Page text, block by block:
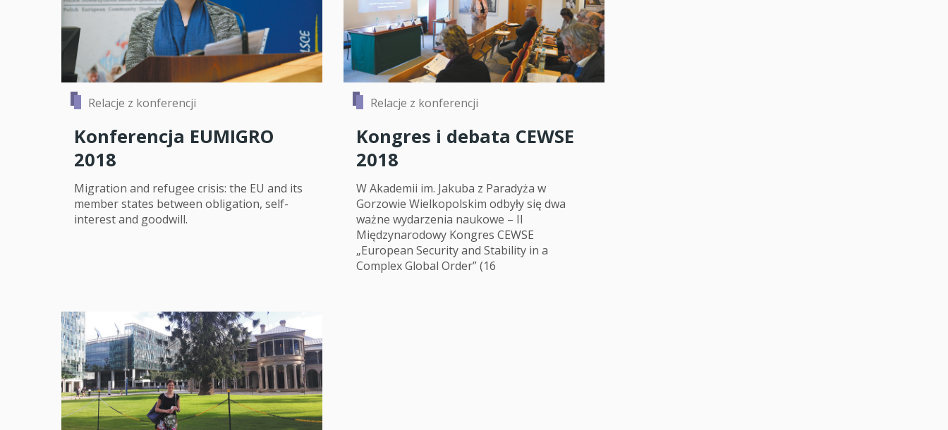
Relacje z konferencji
Konferencja EUMIGRO
2018
Migration and refugee crisis: the EU and its
member states between obligation, self-
interest and goodwill.
Relacje z konferencji
Kongres i debata CEWSE
2018
W Akademii im. Jakuba z Paradyża w
Gorzowie Wielkopolskim odbyły się dwa
ważne wydarzenia naukowe – II
Międzynarodowy Kongres CEWSE
„European Security and Stability in a
Complex Global Order” (16